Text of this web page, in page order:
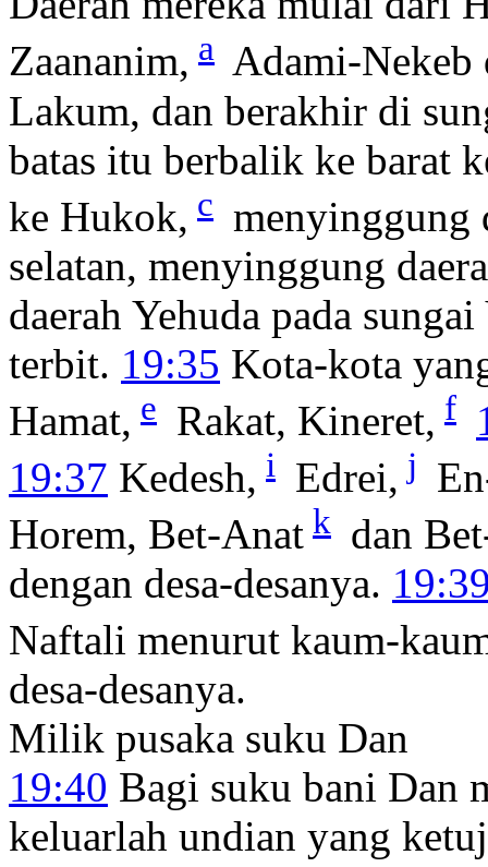
Zaananim, a Adami-Nekeb
Lakum, dan berakhir di
batas itu berbalik ke barat
ke Hukok, c menyinggung
selatan, menyinggung
daerah Yehuda pada
terbit. 19:35 Kota-kota
Hamat, e Rakat, Kineret, f
19:37 Kedesh, i Edrei, j
Horem, Bet-Anat k dan
dengan desa-desanya.
Naftali menurut kaum-
desa-desanya.
Milik pusaka suku Dan
19:40 Bagi suku bani Dan
keluarlah undian yang